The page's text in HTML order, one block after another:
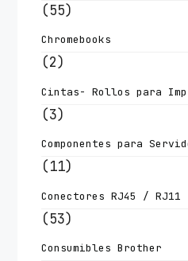
(55)
Chromebooks
(2)
Cintas- Rollos para
(3)
Componentes para
(11)
Conectores RJ45 / RJ11
(53)
Consumibles Brother